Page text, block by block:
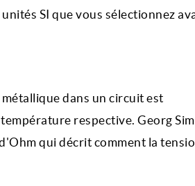
SI que vous sélectionnez
dans un circuit est
respective. Georg
qui décrit comment la